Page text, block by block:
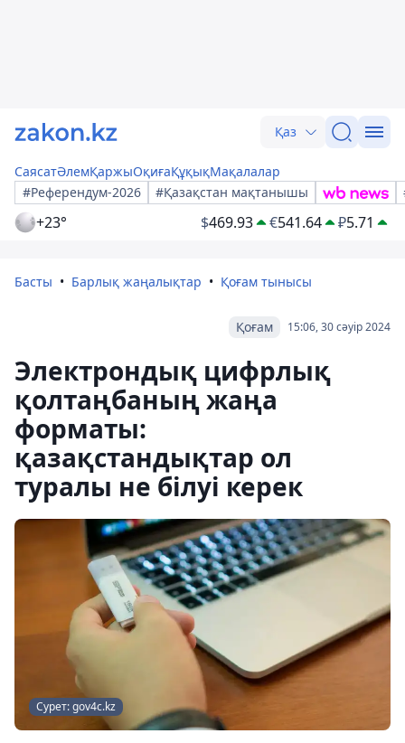
Қаз
СаясатӘлемҚаржыОқиғаҚұқықМақалалар
#Референдум-2026
#Қазақстан мақтанышы
+23° $469.93 €541.64 ₽5.71
Басты Барлық жаңалықтар Қоғам тынысы
15:06, 30 сәуір 2024
Қоғам
Электрондық цифрлық
қолтаңбаның жаңа
форматы:
қазақстандықтар ол
туралы не білуі керек
Сурет: gov4c.kz